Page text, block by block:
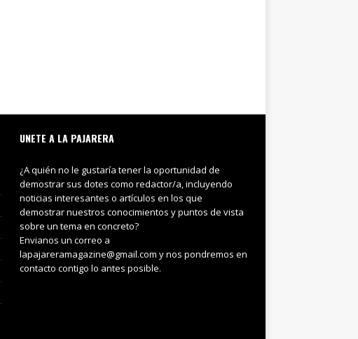
UNETE A LA PAJARERA
¿A quién no le gustaría tener la oportunidad de
demostrar sus dotes como redactor/a, incluyendo
noticias interesantes o artículos en los que
demostrar nuestros conocimientos y puntos de vista
sobre un tema en concreto?
Envianos un correo a
lapajareramagazine@gmail.com y nos pondremos en
contacto contigo lo antes posible.